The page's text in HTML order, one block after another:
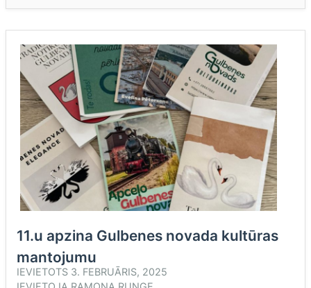
11.u apzina Gulbenes novada kultūras
mantojumu
IEVIETOTS 3. FEBRUĀRIS, 2025